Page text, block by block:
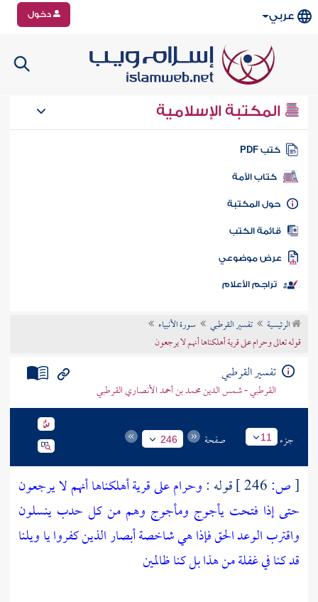
عربي دخول
المكتبة الإسلامية
كتب PDF
كتاب الأمة
المكتبة
الكتب
موضوعي
تراجم الأعلام
الرئيسية تفسير القرطبي
سورة الأنبياء
قوله تعالى وحرام على قرية أهلكناها أنهم لا يرجعون
تفسير القرطبي
القرطبي - شمس الدين محمد بن أحمد الأنصاري القرطبي
جزء 11 صفحة 246
[ص: قوله :وحرام على قرية أهلكناها أنهم لا يرجعون
حتى إذا فتحت يأجوج ومأجوج وهم من كل حدب ينسلون
واقترب الوعد الحق فإذا هي شاخصة أبصار الذين كفروا يا ويلنا
قد كنا في غفلة من هذا بل كنا ظالمين